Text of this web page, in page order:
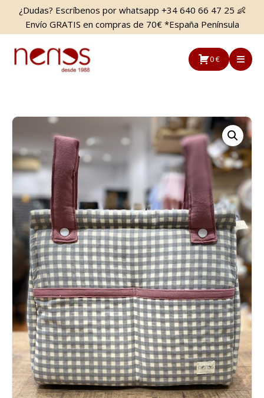
Saltar
contenido
principal
Saltar
la
barra
lateral
¿Dudas? Escríbenos por whatsapp +34 640 66 47 25 👶
Envío GRATIS en compras de 70€ *España Península
0 €